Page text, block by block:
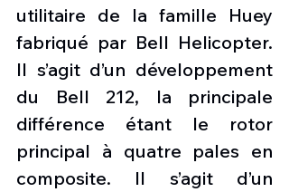
utilitaire de la famille Huey
fabriqué par Bell Helicopter.
Il s’agit d’un développement
du Bell 212, la principale
différence étant le rotor
principal à quatre pales en
composite. Il s’agit d’un